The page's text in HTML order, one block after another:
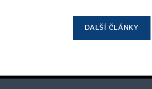
DALŠÍ ČLÁNKY